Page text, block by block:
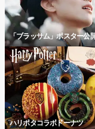
「ブラッサム」ポスター公
ハリポタコラボドーナツ